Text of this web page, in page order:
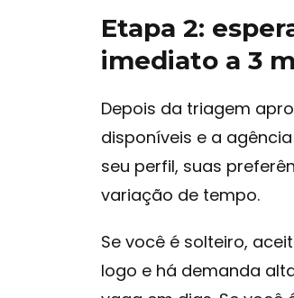
Etapa 2:
imediato a 3
Depois da triagem
disponíveis e a
seu perfil, suas
variação de tempo.
Se você é solteiro,
logo e há demanda